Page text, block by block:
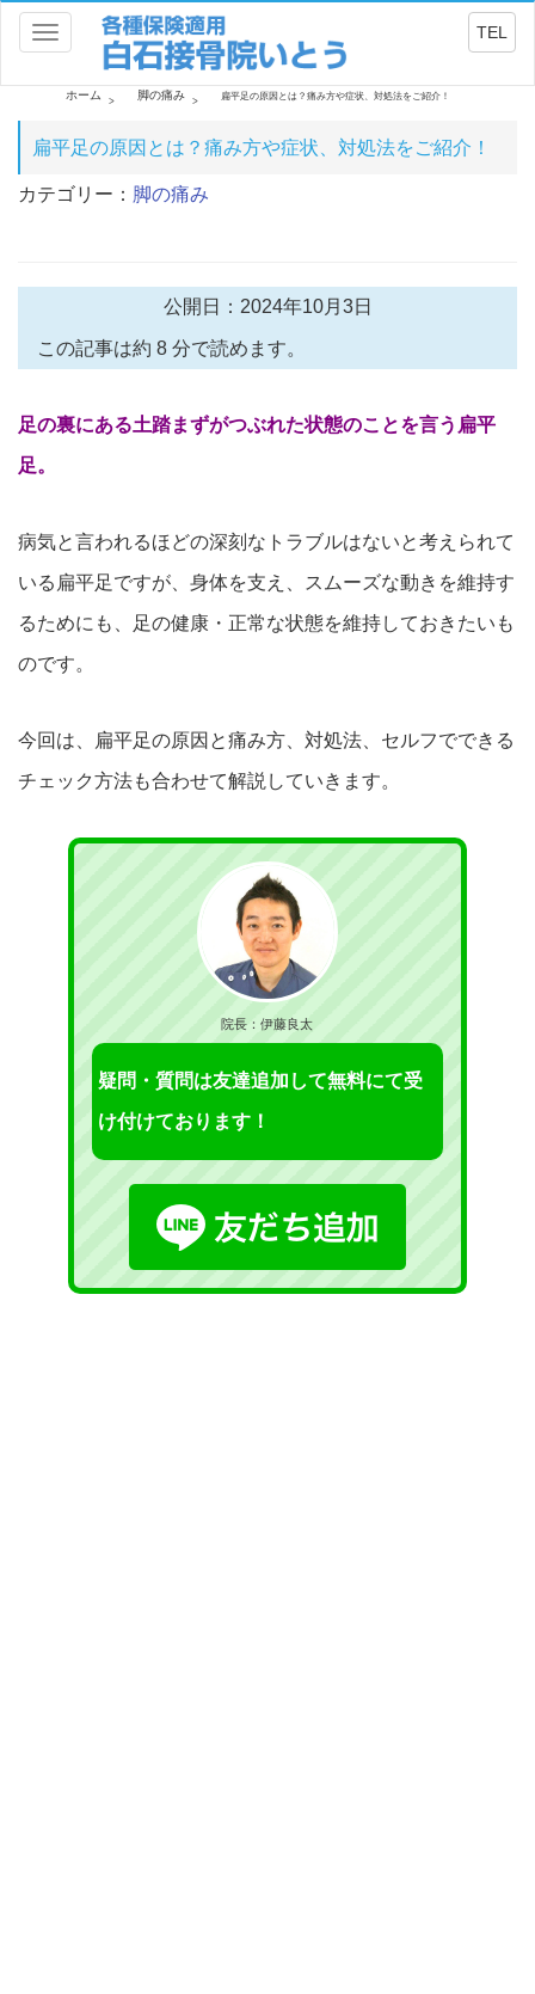
Toggle
navigation
TEL
ホーム 脚の痛み 扁平足の原因とは？痛み方や症状、対処法をご紹介！
扁平足の原因とは？痛み方や症状、対処法をご紹介！
カテゴリー： 脚の痛み
公開日：2024年10月3日
この記事は約 8 分で読めます。
足の裏にある土踏まずがつぶれた状態のことを言う扁平
足。
病気と言われるほどの深刻なトラブルはないと考えられて
いる扁平足ですが、身体を支え、スムーズな動きを維持す
るためにも、足の健康・正常な状態を維持しておきたいも
のです。
今回は、扁平足の原因と痛み方、対処法、セルフでできる
チェック方法も合わせて解説していきます。
院長：伊藤良太
疑問・質問は友達追加して無料にて受
け付けております！